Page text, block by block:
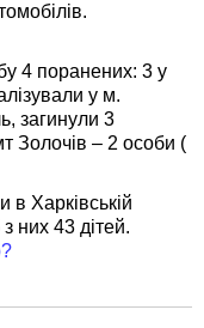
4 поранених: 3 у
у м.
загинули 3
Золочів – 2 особи (
в Харківській
них 43 дітей.